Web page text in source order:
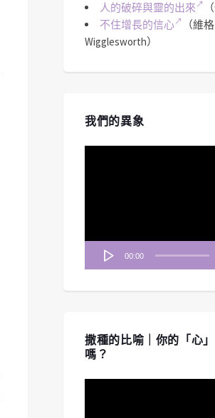
人的破碎與靈的出來
不住增長的信心
（維
Wigglesworth）
我們的異象
00:00
撒種的比喻｜你的「心」
嗎？